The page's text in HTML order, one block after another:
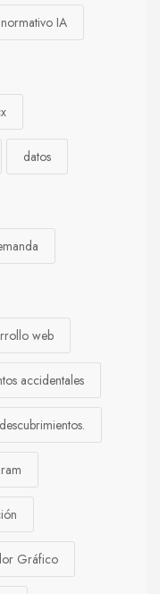
IA
datos
web
accidentales
descubrimientos.
Gráfico